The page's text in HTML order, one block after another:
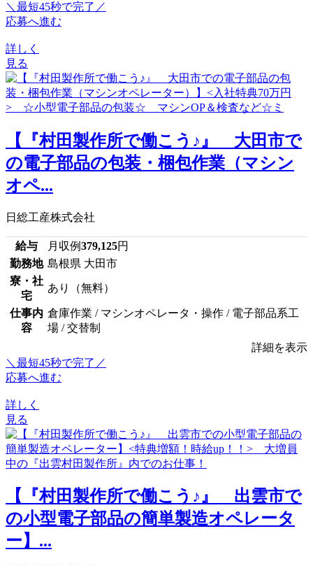
＼最短45秒で完了／
応募へ進む
詳しく
見る
【『村田製作所で働こう♪』 大田市で
の電子部品の包装・梱包作業（マシン
オペ...
日総工産株式会社
給与 月収例379,125円
勤務地 島根県 大田市
寮・社
宅
あり（無料）
仕事内
容
倉庫作業 / マシンオペレータ・操作 / 電子部品系工
場 / 交替制
詳細を表示
＼最短45秒で完了／
応募へ進む
詳しく
見る
【『村田製作所で働こう♪』 出雲市で
の小型電子部品の簡単製造オペレータ
ー】...